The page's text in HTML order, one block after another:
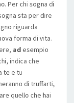
Per chi sogna di
sta per dire
riguarda
forma di vita.
ad esempio
indica che
te e tu
di truffarti,
quello che hai